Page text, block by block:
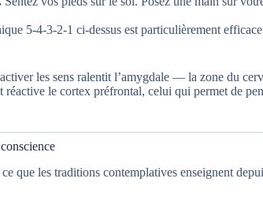
5-4-3-2-1 ci-dessus est particulièrement efficace
les sens ralentit l’amygdale — la zone du
réactive le cortex préfrontal, celui qui permet de
que les traditions contemplatives enseignent